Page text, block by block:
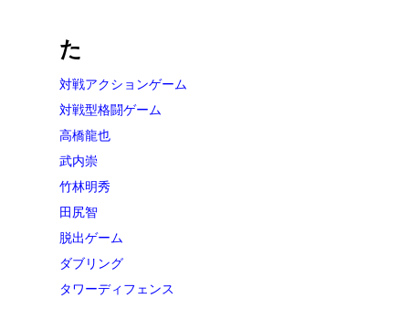
た
対戦アクションゲーム
対戦型格闘ゲーム
高橋龍也
武内崇
竹林明秀
田尻智
脱出ゲーム
ダブリング
タワーディフェンス